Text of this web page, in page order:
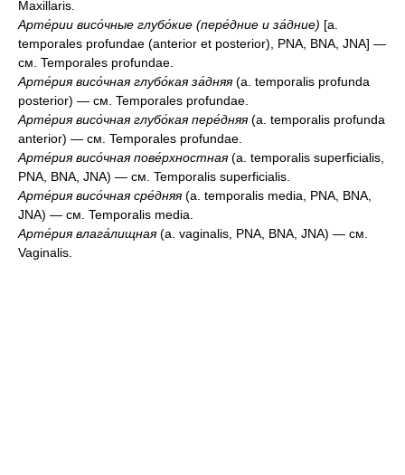
Maxillaris.
Арте́рии висо́чные глубо́кие (пере́дние и за́дние) [a.
temporales profundae (anterior et posterior), PNA, BNA, JNA] —
см. Temporales profundae.
Арте́рия висо́чная глубо́кая за́дняя(a. temporalis profunda
posterior) — см. Temporales profundae.
Арте́рия висо́чная глубо́кая пере́дняя(a. temporalis profunda
anterior) — см. Temporales profundae.
Арте́рия висо́чная пове́рхностная(a. temporalis superficialis,
PNA, BNA, JNA) — см. Temporalis superficialis.
Арте́рия висо́чная сре́дняя(a. temporalis media, PNA, BNA,
JNA) — см. Temporalis media.
Арте́рия влага́лищная(a. vaginalis, PNA, BNA, JNA) — см.
Vaginalis.